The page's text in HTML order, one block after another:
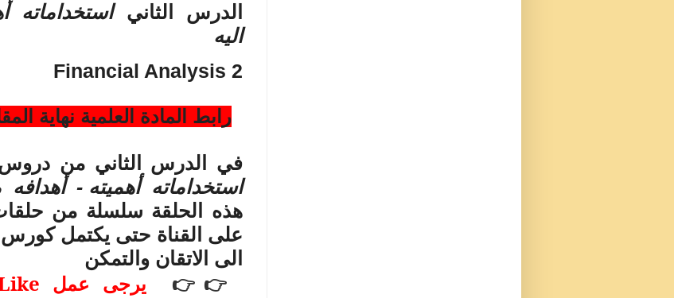
الدرس الثانياستخداماته
اليه
Financial Analysis 2
رابط المادة العلمية نهاية
في الدرس
الثاني من
استخداماته أهميته - أهدافه
هذه الحلقة سلسلة من
على القناة حتى يكتمل كورس
الى الاتقان والتمكن
👉👉 يرجى عمل